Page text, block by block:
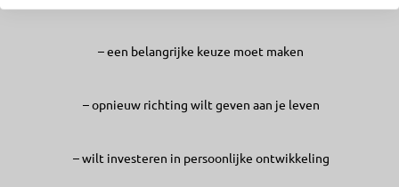
– een belangrijke keuze moet maken
– opnieuw richting wilt geven aan je leven
– wilt investeren in persoonlijke ontwikkeling